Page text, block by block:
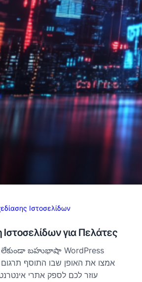
Ιστοσελίδων
για Πελάτες
బహుభాషా WordPress